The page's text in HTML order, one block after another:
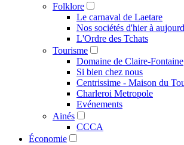
Folklore
Le carnaval de Laetare
Nos sociétés d'hier à
L'Ordre des Tchats
Tourisme
Domaine de Claire-Fontaine
Si bien chez nous
Centrissime - Maison du
Charleroi Metropole
Evénements
Ainés
CCCA
Économie